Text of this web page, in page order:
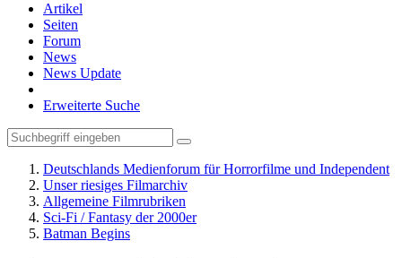
Artikel
Seiten
Forum
News
News Update
Erweiterte Suche
Deutschlands Medienforum für Horrorfilme und Independent
Unser riesiges Filmarchiv
Allgemeine Filmrubriken
Sci-Fi / Fantasy der 2000er
Batman Begins